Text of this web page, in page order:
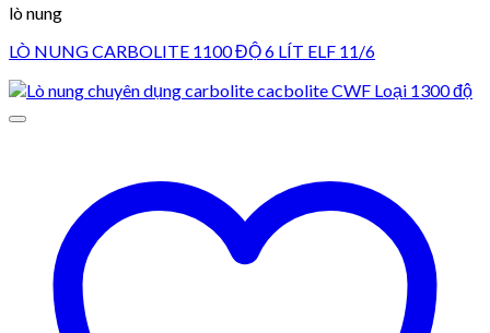
lò nung
LÒ NUNG CARBOLITE 1100 ĐỘ 6 LÍT ELF 11/6